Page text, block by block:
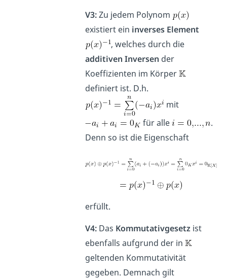
V3:Zu jedem Polynom
existiert ein inverses Element
, welches durch die
additiven Inversen der
Koeffizienten im Körper
definiert ist. D.h.
mit
für alle
.
Denn so ist die Eigenschaft
erfüllt.
V4: Das Kommutativgesetzist
ebenfalls aufgrund der in
geltenden Kommutativität
gegeben. Demnach gilt